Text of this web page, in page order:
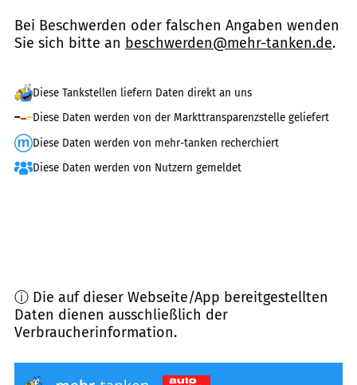
Bei Beschwerden oder falschen Angaben wenden
Sie sich bitte an beschwerden@mehr-tanken.de.
Diese Tankstellen liefern Daten direkt an uns
Diese Daten werden von der Markttransparenzstelle geliefert
Diese Daten werden von mehr-tanken recherchiert
Diese Daten werden von Nutzern gemeldet
ⓘ Die auf dieser Webseite/App bereitgestellten
Daten dienen ausschließlich der
Verbraucherinformation.